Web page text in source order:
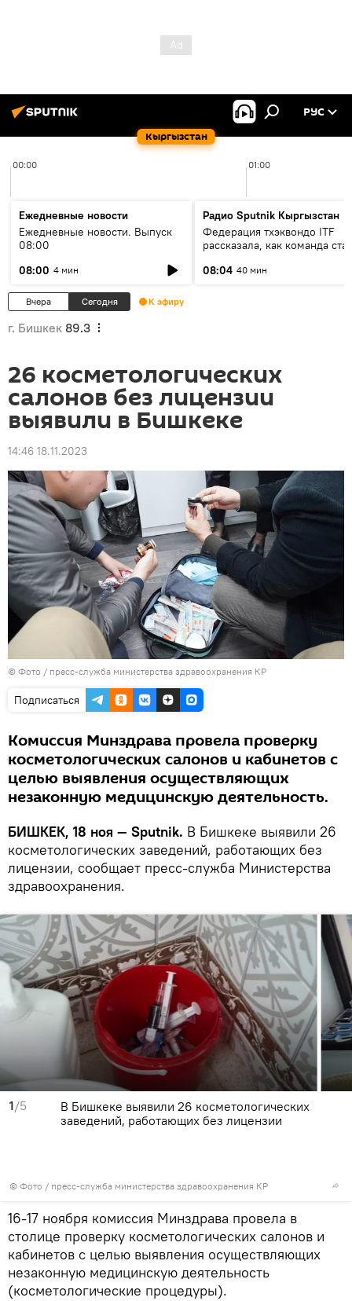
Кыргызстан
РУС
00:00 01:00
Ежедневные новости
Ежедневные новости. Выпуск
08:00
08:00 4 мин
Радио Sputnik Кыргызстан
Федерация тхэквондо ITF
рассказала, как команда
08:04 40 мин
Вчера Сегодня К эфиру
г. Бишкек 89.3
26 косметологических
салонов без лицензии
выявили в Бишкеке
14:46 18.11.2023
© Фото / пресс-служба министерства здравоохранения КР
Подписаться
Комиссия Минздрава провела проверку
косметологических салонов и кабинетов с
целью выявления осуществляющих
незаконную медицинскую деятельность.
БИШКЕК, 18 ноя — Sputnik. В Бишкеке выявили 26
косметологических заведений, работающих без
лицензии, сообщает пресс-служба Министерства
здравоохранения.
1/5
© Фото / пресс-служба министерства здравоохранения КР
В Бишкеке выявили 26 косметологических
заведений, работающих без лицензии
16-17 ноября комиссия Минздрава провела в
столице проверку косметологических салонов и
кабинетов с целью выявления осуществляющих
незаконную медицинскую деятельность
(косметологические процедуры).